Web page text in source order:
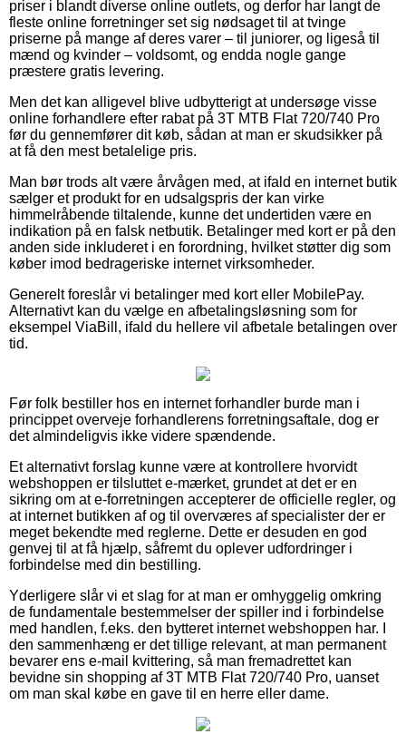
priser i blandt diverse online outlets, og derfor har langt de
fleste online forretninger set sig nødsaget til at tvinge
priserne på mange af deres varer – til juniorer, og ligeså til
mænd og kvinder – voldsomt, og endda nogle gange
præstere gratis levering.
Men det kan alligevel blive udbytterigt at undersøge visse
online forhandlere efter rabat på 3T MTB Flat 720/740 Pro
før du gennemfører dit køb, sådan at man er skudsikker på
at få den mest betalelige pris.
Man bør trods alt være årvågen med, at ifald en internet butik
sælger et produkt for en udsalgspris der kan virke
himmelråbende tiltalende, kunne det undertiden være en
indikation på en falsk netbutik. Betalinger med kort er på den
anden side inkluderet i en forordning, hvilket støtter dig som
køber imod bedrageriske internet virksomheder.
Generelt foreslår vi betalinger med kort eller MobilePay.
Alternativt kan du vælge en afbetalingsløsning som for
eksempel ViaBill, ifald du hellere vil afbetale betalingen over
tid.
Før folk bestiller hos en internet forhandler burde man i
princippet overveje forhandlerens forretningsaftale, dog er
det almindeligvis ikke videre spændende.
Et alternativt forslag kunne være at kontrollere hvorvidt
webshoppen er tilsluttet e-mærket, grundet at det er en
sikring om at e-forretningen accepterer de officielle regler, og
at internet butikken af og til overværes af specialister der er
meget bekendte med reglerne. Dette er desuden en god
genvej til at få hjælp, såfremt du oplever udfordringer i
forbindelse med din bestilling.
Yderligere slår vi et slag for at man er omhyggelig omkring
de fundamentale bestemmelser der spiller ind i forbindelse
med handlen, f.eks. den bytteret internet webshoppen har. I
den sammenhæng er det tillige relevant, at man permanent
bevarer ens e-mail kvittering, så man fremadrettet kan
bevidne sin shopping af 3T MTB Flat 720/740 Pro, uanset
om man skal købe en gave til en herre eller dame.